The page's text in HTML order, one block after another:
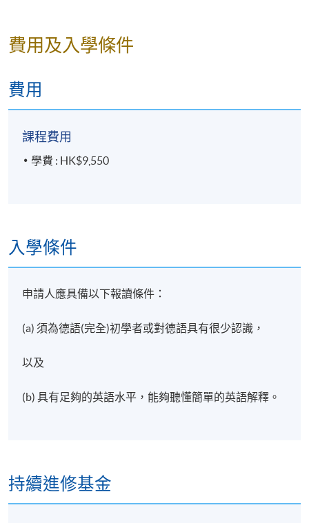
費用及入學條件
費用
課程費用
學費 : HK$9,550
入學條件
申請人應具備以下報讀條件：
(a) 須為德語(完全)初學者或對德語具有很少認識，
以及
(b) 具有足夠的英語水平，能夠聽懂簡單的英語解釋。
持續進修基金